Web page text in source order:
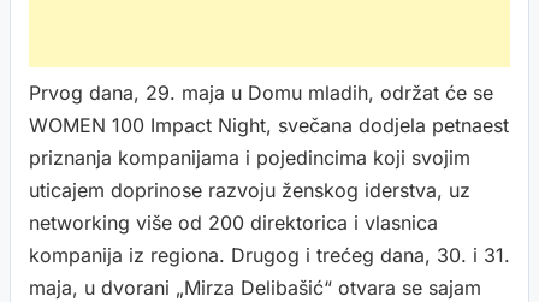
Prvog dana, 29. maja u Domu mladih, održat će se
WOMEN 100 Impact Night, svečana dodjela petnaest
priznanja kompanijama i pojedincima koji svojim
uticajem doprinose razvoju ženskog iderstva, uz
networking više od 200 direktorica i vlasnica
kompanija iz regiona. Drugog i trećeg dana, 30. i 31.
maja, u dvorani „Mirza Delibašić“ otvara se sajam